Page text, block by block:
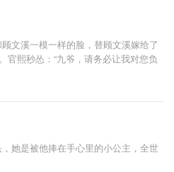
文溪一模一样的脸，替顾文溪嫁给了
熙秒怂：“九爷，请务必让我对您负
她是被他捧在手心里的小公主，全世